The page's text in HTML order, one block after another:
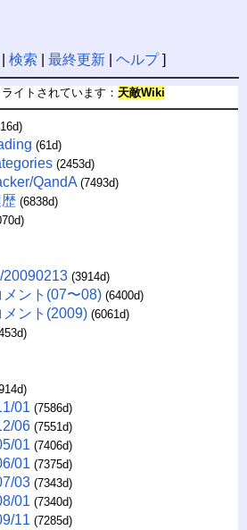
検索 最終更新| ヘルプ]
イトされています： 天敵Wiki
(61d)
(2453d)
QandA (7493d)
(6838d)
20090213 (3914d)
ント(07〜08) (6400d)
ント(2009) (6061d)
01 (7586d)
06 (7551d)
01 (7406d)
01 (7375d)
03 (7343d)
01 (7340d)
11 (7285d)